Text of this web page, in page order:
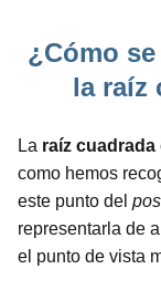
¿Cómo
la raíz
La raíz cuadrada
como hemos
este punto del
representarla de
el punto de vista